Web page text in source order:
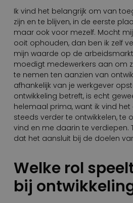
Ik vind het belangrijk om van
zijn en te blijven, in de eerste
maar ook voor mezelf. Mocht
ooit ophouden, dan ben ik zelf
mijn waarde op de
moedigt medewerkers aan om
te nemen ten aanzien van
afhankelijk van je werkgever
ontwikkeling betreft, is echt
helemaal prima, want ik vind
steeds verder te ontwikkelen, te
vind en me daarin te verdiepen.
dat het aansluit bij de doelen
Welke rol
bij